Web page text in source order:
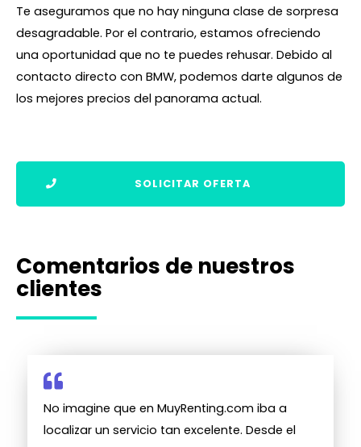
Te aseguramos que no hay ninguna clase de sorpresa
desagradable. Por el contrario, estamos ofreciendo
una oportunidad que no te puedes rehusar. Debido al
contacto directo con BMW, podemos darte algunos de
los mejores precios del panorama actual.
SOLICITAR OFERTA
Comentarios de nuestros
clientes
No imagine que en MuyRenting.com iba a
localizar un servicio tan excelente. Desde el